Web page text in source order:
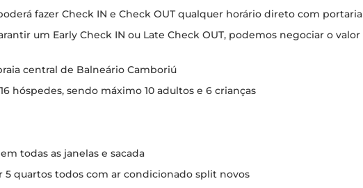
fazer Check IN e Check OUT qualquer horário direto com portaria
um Early Check IN ou Late Check OUT, podemos negociar o valor
central de Balneário Camboriú
hóspedes, sendo máximo 10 adultos e 6 crianças
todas as janelas e sacada
5 quartos todos com ar condicionado split novos